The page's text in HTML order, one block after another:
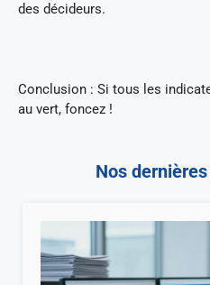
des décideurs.
Conclusion : Si tous les
au vert, foncez !
Nos